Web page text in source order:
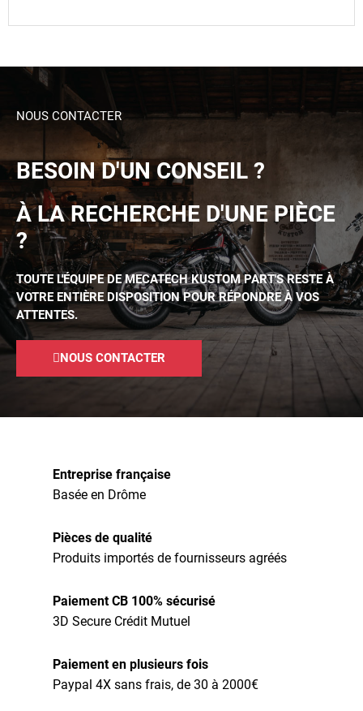
NOUS CONTACTER
BESOIN D'UN CONSEIL ?
À LA RECHERCHE D'UNE PIÈCE
?
TOUTE L'ÉQUIPE DE MECATECH KUSTOM PART'S RESTE À
VOTRE ENTIÈRE DISPOSITION POUR RÉPONDRE À VOS
ATTENTES.
NOUS CONTACTER
Entreprise française
Basée en Drôme
Pièces de qualité
Produits importés de fournisseurs agréés
Paiement CB 100% sécurisé
3D Secure Crédit Mutuel
Paiement en plusieurs fois
Paypal 4X sans frais, de 30 à 2000€